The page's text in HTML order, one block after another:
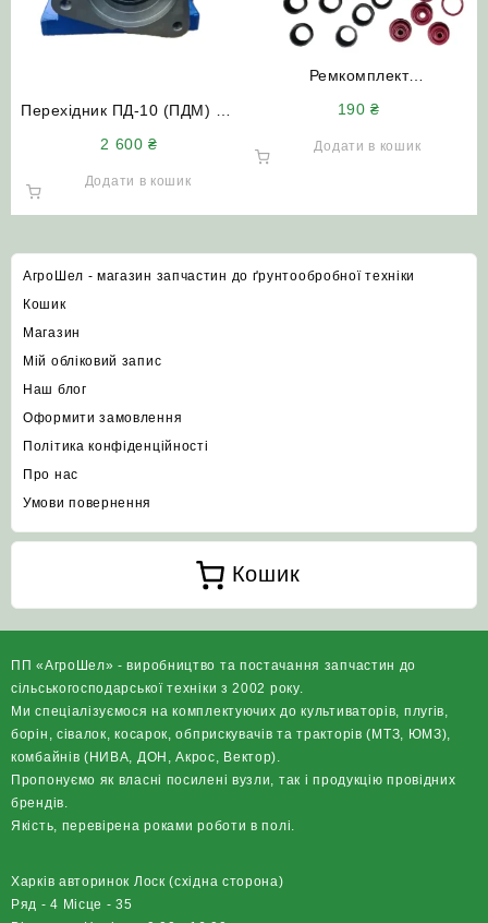
Перехідник ПД-10 (ПДМ) під
2 600₴
Додати в кошик
Ремкомплект
ЮМЗ Т-40 Т-150
190₴
Додати в кошик
АгроШел - магазин запчастин до ґрунтообробної техніки
Кошик
Магазин
Мій обліковий запис
Наш блог
Оформити замовлення
Політика конфіденційності
Про нас
Умови повернення
Кошик
ПП «АгроШел» - виробництво та постачання запчастин до
сільськогосподарської техніки з 2002 року.
Ми спеціалізуємося на комплектуючих до культиваторів, плугів,
борін, сівалок, косарок, обприскувачів та тракторів (МТЗ, ЮМЗ),
комбайнів (НИВА, ДОН, Акрос, Вектор).
Пропонуємо як власні посилені вузли, так і продукцію провідних
брендів.
Якість, перевірена роками роботи в полі.
Харків авторинок Лоск (східна сторона)
Ряд - 4 Місце - 35